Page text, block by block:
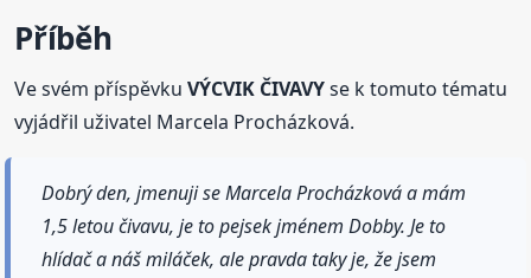
Příběh
Ve svém příspěvkuVÝCVIK ČIVAVYse k tomuto tématu
vyjádřil uživatel Marcela Procházková.
Dobrý den, jmenuji se Marcela Procházková a mám
1,5 letou čivavu, je to pejsek jménem Dobby. Je to
hlídač a náš miláček, ale pravda taky je, že jsem